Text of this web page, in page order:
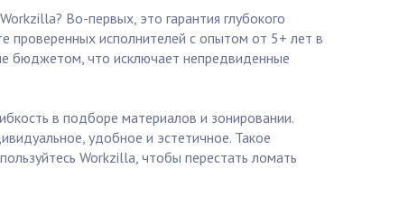
Во-первых, это гарантия глубокого
проверенных исполнителей с опытом от 5+ лет в
бюджетом, что исключает непредвиденные
в подборе материалов и зонировании.
удобное и эстетичное. Такое
Workzilla, чтобы перестать ломать